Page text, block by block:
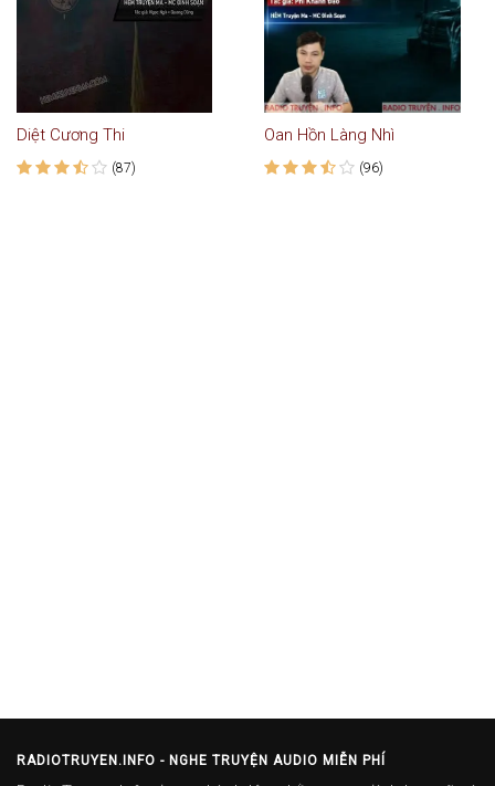
Diệt Cương Thi
(87)
Oan Hồn Làng Nhì
(96)
RADIOTRUYEN.INFO - NGHE TRUYỆN AUDIO MIỄN PHÍ